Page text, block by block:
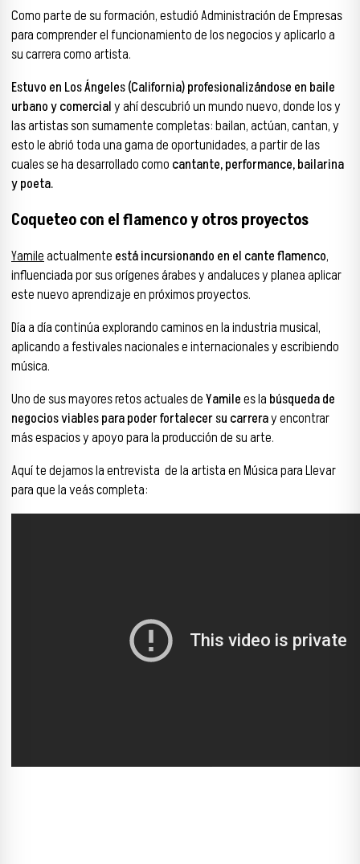
Como parte de su formación, estudió Administración de Empresas
para comprender el funcionamiento de los negocios y aplicarlo a
su carrera como artista.
Estuvo en Los Ángeles (California) profesionalizándose en baile
urbano y comercialy ahí descubrió un mundo nuevo, donde los y
las artistas son sumamente completas: bailan, actúan, cantan, y
esto le abrió toda una gama de oportunidades, a partir de las
cuales se ha desarrollado como cantante, performance, bailarina
y poeta.
Coqueteo con el flamenco y otros proyectos
Yamileactualmente está incursionando en el cante flamenco,
influenciada por sus orígenes árabes y andaluces y planea aplicar
este nuevo aprendizaje en próximos proyectos.
Día a día continúa explorando caminos en la industria musical,
aplicando a festivales nacionales e internacionales y escribiendo
música.
Uno de sus mayores retos actuales deYamilees la búsqueda de
negocios viables para poder fortalecer su carreray encontrar
más espacios y apoyo para la producción de su arte.
Aquí te dejamos la entrevista de la artista en Música para Llevar
para que la veás completa: